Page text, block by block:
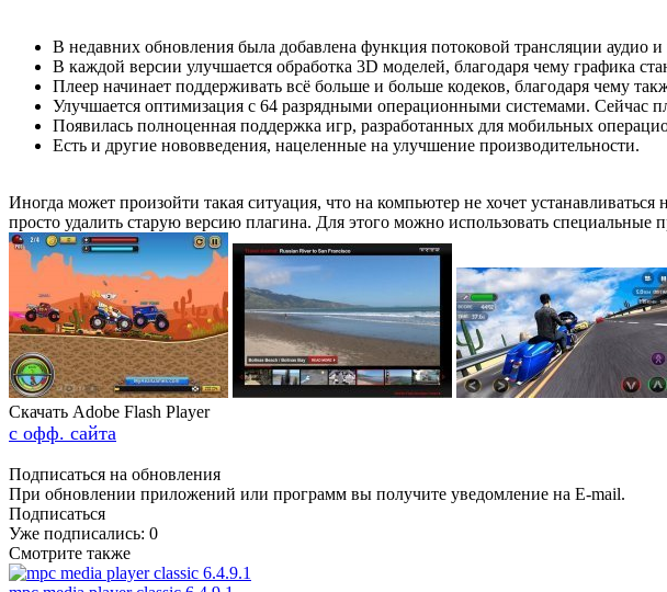
В недавних обновления была добавлена функция потоковой трансляции аудио и
В каждой версии улучшается обработка 3D моделей, благодаря чему графика
Плеер начинает поддерживать всё больше и больше кодеков, благодаря чему
Улучшается оптимизация с 64 разрядными операционными системами. Сейчас
Появилась полноценная поддержка игр, разработанных для мобильных
Есть и другие нововведения, нацеленные на улучшение производительности.
Иногда может произойти такая ситуация, что на компьютер не хочет
просто удалить старую версию плагина. Для этого можно использовать
Скачать Adobe Flash Player
с офф. сайта
Подписаться на обновления
При обновлении приложений или программ вы получите уведомление на E-mail.
Подписаться
Уже подписались: 0
Смотрите также